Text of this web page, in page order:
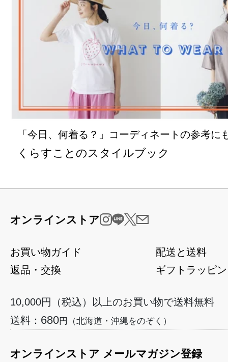
「今日、何着る？」コーディネートの参考に
くらすことのスタイルブック
オンラインストア
お買い物ガイド
配送と送料
返品・交換
ギフトラッピ
10,000円（税込）以上のお買い物で送料無料
送料： 680円（北海道・沖縄をのぞく）
オンラインストア メールマガジン登録